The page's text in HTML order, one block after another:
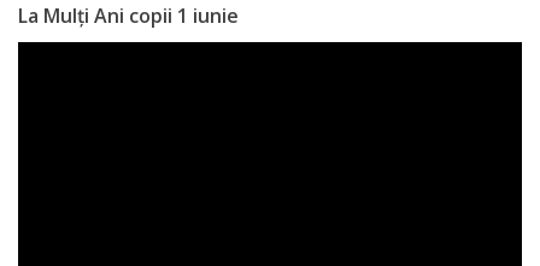
Evenimente
La Mulți Ani copii 1 iunie